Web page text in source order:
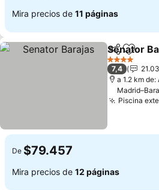
Mira precios de 11 páginas
Compartir
Senator
4 Estrellas
7,4
a 1.2 km
Piscina
De $79.457
Mira precios de 12 páginas